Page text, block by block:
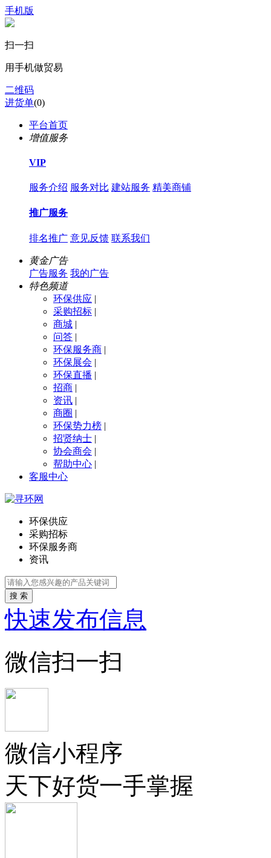
手机版
扫一扫
用手机做贸易
二维码
进货单(0)
平台首页
增值服务
VIP
服务介绍 服务对比 建站服务 精美商铺
推广服务
排名推广 意见反馈 联系我们
黄金广告
广告服务 我的广告
特色频道
环保供应 |
采购招标 |
商城 |
问答 |
环保服务商 |
环保展会 |
环保直播 |
招商 |
资讯 |
商圈 |
环保势力榜 |
招贤纳士 |
协会商会 |
帮助中心 |
客服中心
环保供应
采购招标
环保服务商
资讯
搜 索
快速发布信息
微信扫一扫
微信小程序
天下好货一手掌握